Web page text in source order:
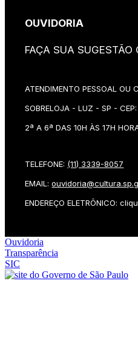
OUVIDORIA
FAÇA SUA SUGESTÃO
ATENDIMENTO PESSOAL OU
SOBRELOJA - LUZ - SP -
2ª A 6ª DAS 10H ÀS 17H
TELEFONE: (11) 3339-8057
EMAIL:
ENDEREÇO ELETRÔNICO:
Ouvidoria
Transparência
SIC